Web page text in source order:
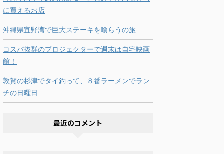
に買えるお店
沖縄県宜野湾で巨大ステーキを喰らうの旅
コスパ抜群のプロジェクターで週末は自宅映画
館！
敦賀の杉津でタイ釣って、８番ラーメンでラン
チの日曜日
最近のコメント